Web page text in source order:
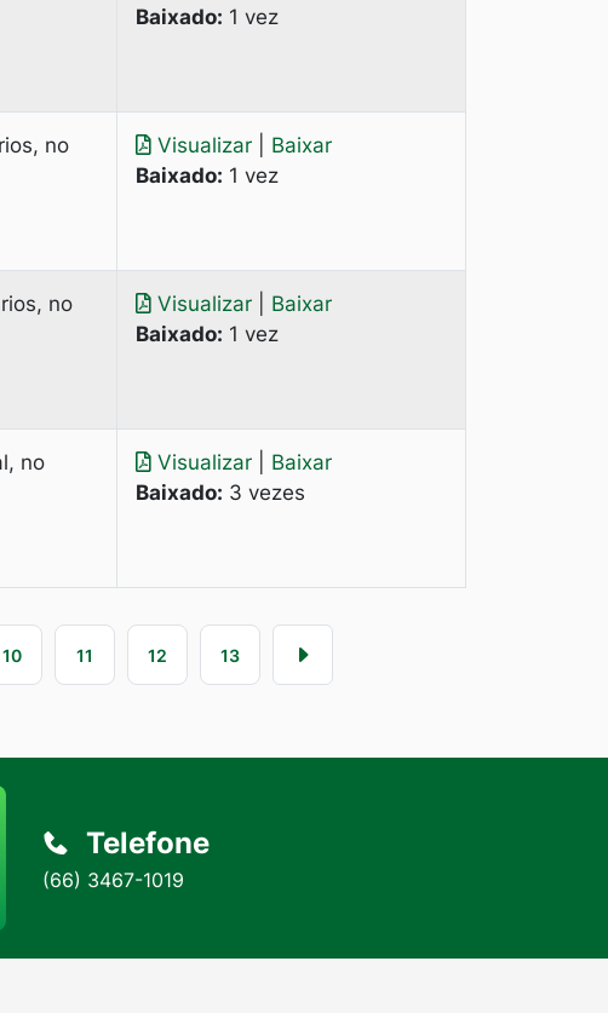
Baixado: 1 vez
no
Visualizar
Baixar
Baixado: 1 vez
no
Visualizar
Baixar
Baixado: 1 vez
no
Visualizar
Baixar
Baixado: 3 vezes
10 11 12 13
Telefone
(66) 3467-1019